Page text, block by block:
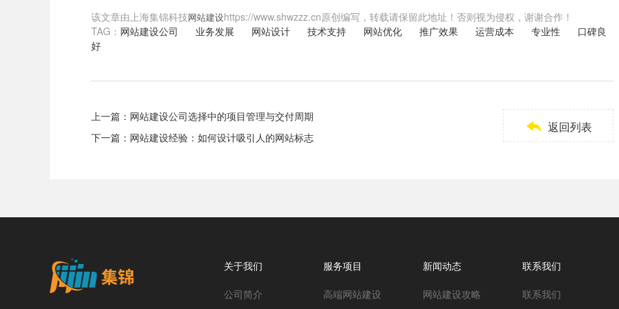
该文章由上海集锦科技网站建设https://www.shwzzz.cn原创编写，转载请保留此地址！否则视为侵权，谢谢合作！
TAG： 网站建设公司 业务发展 网站设计 技术支持 网站优化 推广效果 运营成本 专业性
口碑良
好
上一篇： 网站建设公司选择中的项目管理与交付周期
下一篇： 网站建设经验：如何设计吸引人的网站标志
 返回列表
关于我们
公司简介
服务项目
高端网站建设
新闻动态
网站建设攻略
联系我们
联系我们